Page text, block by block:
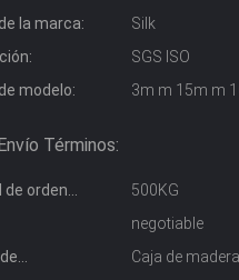
la marca:
Silk
SGS ISO
modelo:
3m m 15m m
Términos:
de orden
500KG
negotiable
Caja de